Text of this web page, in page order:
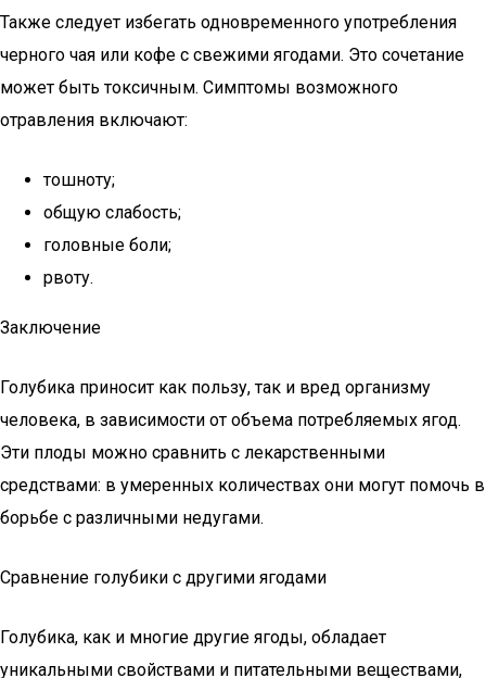
Также следует избегать одновременного употребления
черного чая или кофе с свежими ягодами. Это сочетание
может быть токсичным. Симптомы возможного
отравления включают:
тошноту;
общую слабость;
головные боли;
рвоту.
Заключение
Голубика приносит как пользу, так и вред организму
человека, в зависимости от объема потребляемых ягод.
Эти плоды можно сравнить с лекарственными
средствами: в умеренных количествах они могут помочь в
борьбе с различными недугами.
Сравнение голубики с другими ягодами
Голубика, как и многие другие ягоды, обладает
уникальными свойствами и питательными веществами,